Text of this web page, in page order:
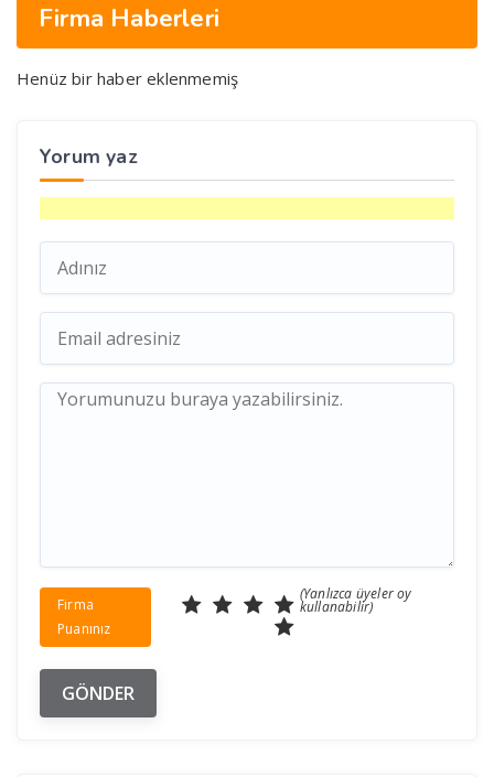
Firma Haberleri
Henüz bir haber eklenmemiş
Yorum yaz
Firma
Puanınız
(Yanlızca üyeler oy
kullanabilir)